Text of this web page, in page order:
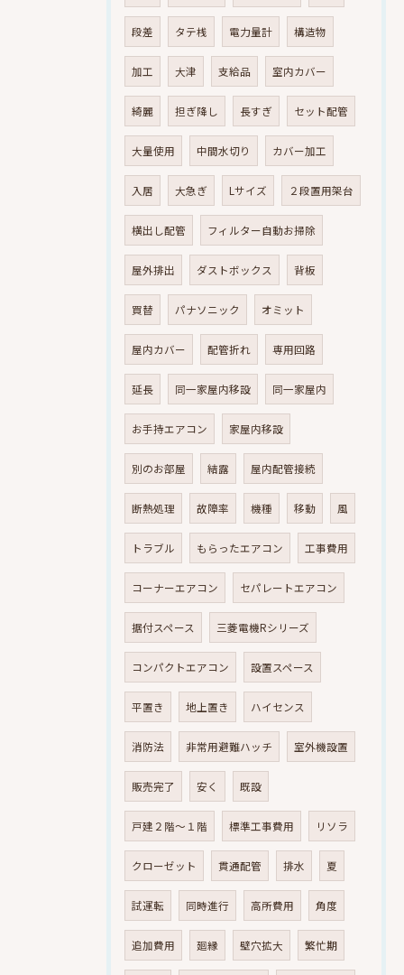
段差 タテ桟 電力量計 構造物
加工 大津 支給品 室内カバー
綺麗 担ぎ降し 長すぎ セット配管
大量使用 中間水切り カバー加工
入居 大急ぎ Lサイズ ２段置用架台
横出し配管 フィルター自動お掃除
屋外排出 ダストボックス 背板
買替 パナソニック オミット
屋内カバー 配管折れ 専用回路
延長 同一家屋内移設 同一家屋内
お手持エアコン 家屋内移設
別のお部屋 結露 屋内配管接続
断熱処理 故障率 機種 移動 風
トラブル もらったエアコン 工事費用
コーナーエアコン セパレートエアコン
据付スペース 三菱電機Rシリーズ
コンパクトエアコン 設置スペース
平置き 地上置き ハイセンス
消防法 非常用避難ハッチ 室外機設置
販売完了 安く 既設
戸建２階～１階 標準工事費用 リソラ
クローゼット 貫通配管 排水 夏
試運転 同時進行 高所費用 角度
追加費用 廻縁 壁穴拡大 繁忙期